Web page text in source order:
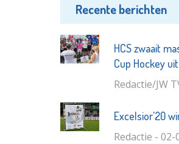
Recente berichten
HCS zwaait
Cup Hockey uit
Redactie/JW
Excelsior'20
Redactie - 02-